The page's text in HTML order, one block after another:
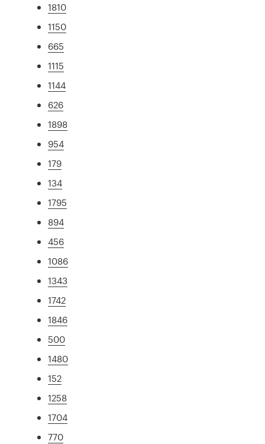
1810
1150
665
1115
1144
626
1898
954
179
134
1795
894
456
1086
1343
1742
1846
500
1480
152
1258
1704
770